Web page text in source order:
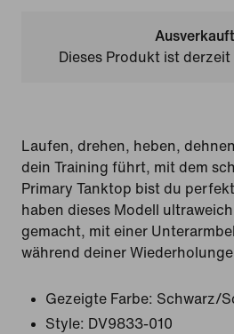
Dieses Produkt ist
Laufen, drehen, heben,
dein Training führt, mit dem
Primary Tanktop bist du
haben dieses Modell
gemacht, mit einer
während deiner
Gezeigte Farbe: Schwarz/
Style: DV9833-010